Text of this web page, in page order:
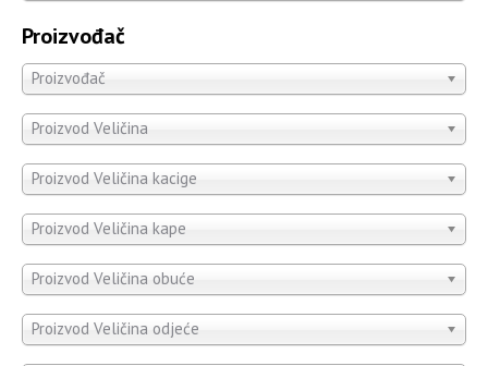
Proizvođač
Proizvođač
Proizvod Veličina
Proizvod Veličina kacige
Proizvod Veličina kape
Proizvod Veličina obuće
Proizvod Veličina odjeće